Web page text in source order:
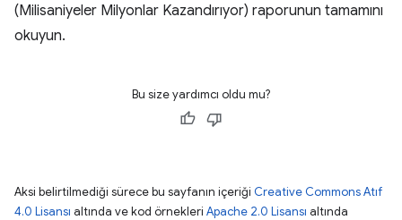
(Milisaniyeler Milyonlar Kazandırıyor) raporunun tamamını
okuyun.
Bu size yardımcı oldu mu?
Aksi belirtilmediği sürece bu sayfanın içeriği Creative Commons Atıf
4.0 Lisansı altında ve kod örnekleri Apache 2.0 Lisansı altında